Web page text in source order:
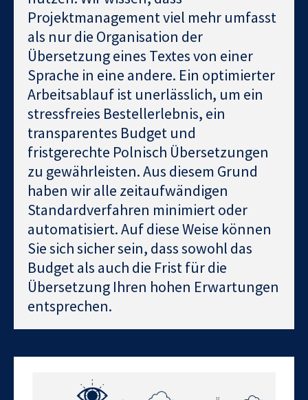
Projektmanagement viel mehr umfasst
als nur die Organisation der
Übersetzung eines Textes von einer
Sprache in eine andere. Ein optimierter
Arbeitsablauf ist unerlässlich, um ein
stressfreies Bestellerlebnis, ein
transparentes Budget und
fristgerechte Polnisch Übersetzungen
zu gewährleisten. Aus diesem Grund
haben wir alle zeitaufwändigen
Standardverfahren minimiert oder
automatisiert. Auf diese Weise können
Sie sich sicher sein, dass sowohl das
Budget als auch die Frist für die
Übersetzung Ihren hohen Erwartungen
entsprechen.